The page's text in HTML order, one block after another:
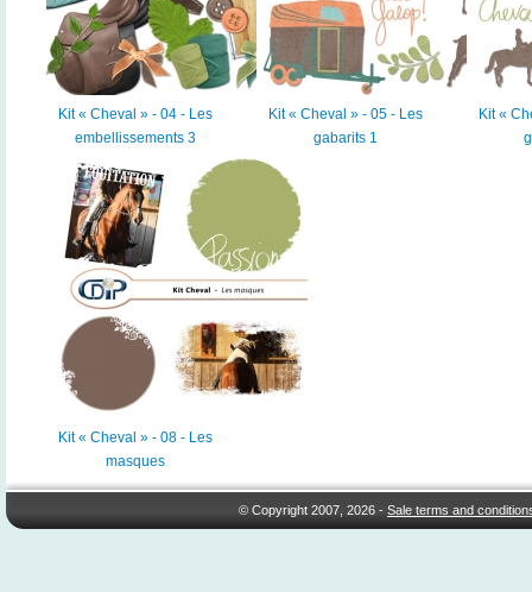
Kit « Cheval » - 04 - Les
embellissements 3
Kit « Cheval » - 05 - Les
gabarits 1
Kit «
Kit « Cheval » - 08 - Les
masques
© Copyright 2007, 2026 -Sale terms and